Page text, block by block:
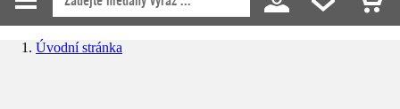
Úvodní stránka